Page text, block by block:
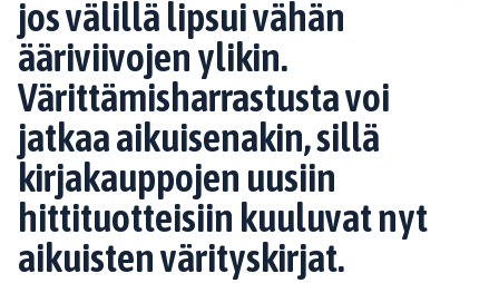
jos välillä lipsui vähän
ääriviivojen ylikin.
Värittämisharrastusta voi
jatkaa aikuisenakin, sillä
kirjakauppojen uusiin
hittituotteisiin kuuluvat nyt
aikuisten värityskirjat.